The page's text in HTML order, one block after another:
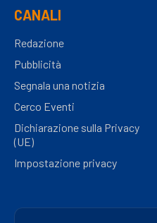
CANALI
Redazione
Pubblicità
Segnala una notizia
Cerco Eventi
Dichiarazione sulla Privacy
(UE)
Impostazione privacy